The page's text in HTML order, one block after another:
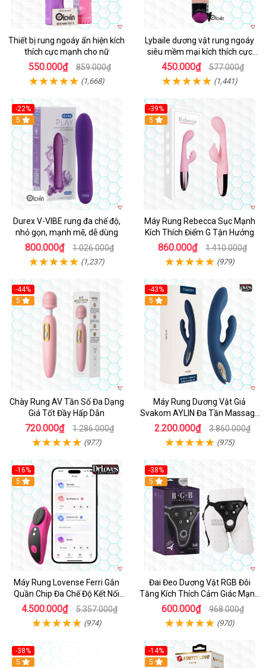
Thiết bị rung ngoáy ẩn hiện kích
thích cực mạnh cho nữ
550.000₫ 859.000₫
(1,668)
Lybaile dương vật rung ngoáy
siêu mềm mại kích thích cực
mạnh
450.000₫ 577.000₫
(1,441)
-22%
Hot
5
Durex V-VIBE rung đa chế độ,
nhỏ gọn, mạnh mẽ, dễ dùng
800.000₫ 1.026.000₫
(1,237)
-39%
Hot
5
Máy Rung Rebecca Sục Mạnh
Kích Thích Điểm G Tận Hưởng
860.000₫ 1.410.000₫
(979)
-44%
Hot
5
Chày Rung AV Tần Số Đa Dạng
Giá Tốt Đầy Hấp Dẫn
720.000₫ 1.286.000₫
(977)
-43%
Hot
5
Máy Rung Dương Vật Giả
Svakom AYLIN Đa Tần Massage
Sướng
2.200.000₫ 3.860.000₫
(975)
-16%
Hot
5
Máy Rung Lovense Ferri Gắn
Quần Chip Đa Chế Độ Kết Nối
App
4.500.000₫ 5.357.000₫
(974)
-38%
Hot
5
Đai Đeo Dương Vật RGB Đôi
Tăng Kích Thích Cảm Giác Mạnh
Mẽ
600.000₫ 968.000₫
(970)
-38%
5
-14%
5